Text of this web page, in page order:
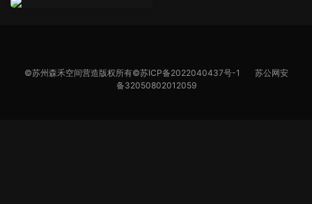
©苏州森禾空间营造版权所有©苏ICP备2022040437号-1
苏公网安
备32050802012059